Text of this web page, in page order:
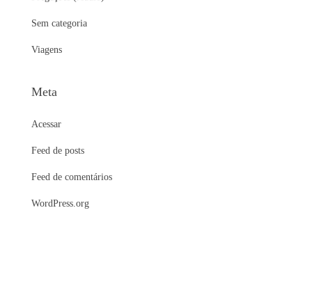
Sem categoria
Viagens
Meta
Acessar
Feed de posts
Feed de comentários
WordPress.org